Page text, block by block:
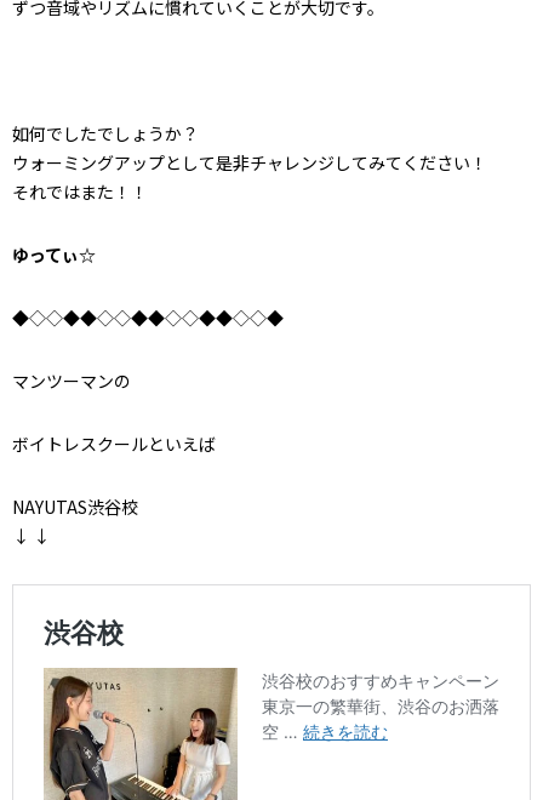
ずつ音域やリズムに慣れていくことが大切です。
如何でしたでしょうか？
ウォーミングアップとして是非チャレンジしてみてください！
それではまた！！
ゆってぃ☆
◆◇◇◆◆◇◇◆◆◇◇◆◆◇◇◆
マンツーマンの
ボイトレスクールといえば
NAYUTAS渋谷校
↓ ↓